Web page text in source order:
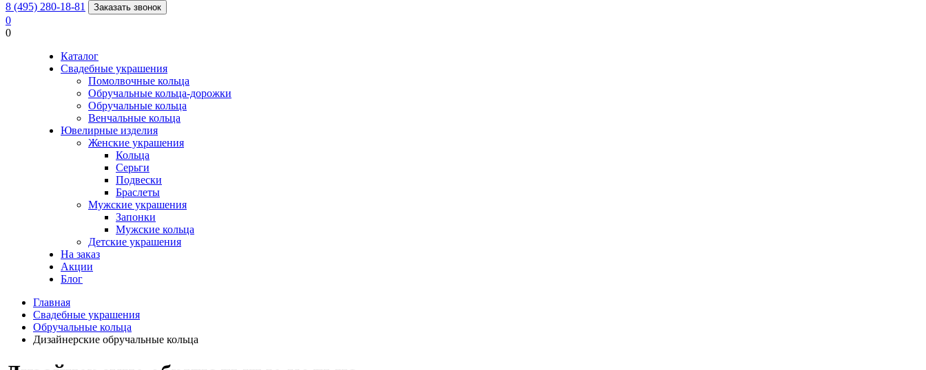
8 (495) 280-18-81 Заказать звонок
0
0
Каталог
Свадебные украшения
Помолвочные кольца
Обручальные кольца-дорожки
Обручальные кольца
Венчальные кольца
Ювелирные изделия
Женские украшения
Кольца
Серьги
Подвески
Браслеты
Мужские украшения
Запонки
Мужские кольца
Детские украшения
На заказ
Акции
Блог
Главная
Свадебные украшения
Обручальные кольца
Дизайнерские обручальные кольца